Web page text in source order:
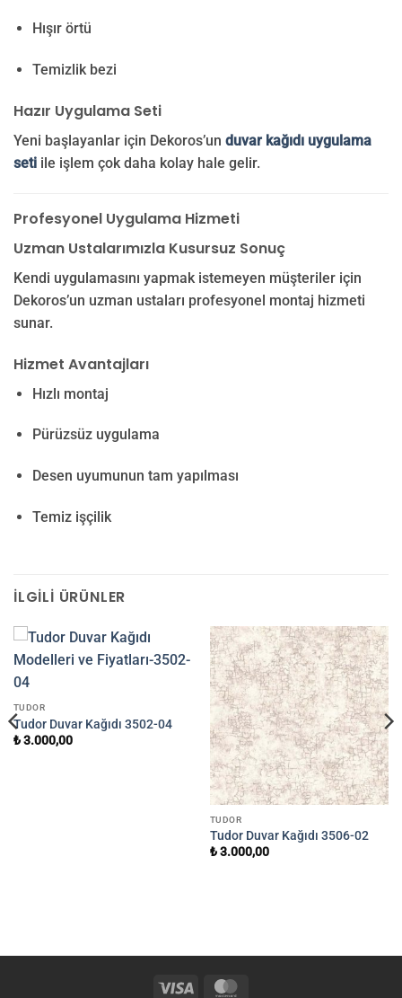
Hışır örtü
Temizlik bezi
Hazır Uygulama Seti
Yeni başlayanlar için Dekoros’un duvar kağıdı uygulama
seti ile işlem çok daha kolay hale gelir.
Profesyonel Uygulama Hizmeti
Uzman Ustalarımızla Kusursuz Sonuç
Kendi uygulamasını yapmak istemeyen müşteriler için
Dekoros’un uzman ustaları profesyonel montaj hizmeti
sunar.
Hizmet Avantajları
Hızlı montaj
Pürüzsüz uygulama
Desen uyumunun tam yapılması
Temiz işçilik
İLGILI ÜRÜNLER
TUDOR
Tudor Duvar Kağıdı 3502-04
₺3.000,00
TUDOR
Tudor Duvar Kağıdı 3506-02
₺3.000,00
Visa